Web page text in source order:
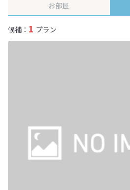
お部屋
候補： 1 プラン